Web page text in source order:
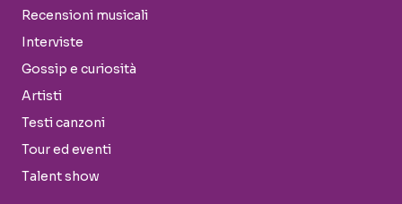
Recensioni musicali
Interviste
Gossip e curiosità
Artisti
Testi canzoni
Tour ed eventi
Talent show